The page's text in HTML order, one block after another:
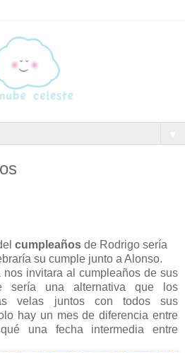
cumpleaños de Rodrigo sería
su cumple junto a Alonso.
invitara al cumpleaños de sus
sería una alternativa que los
velas juntos con todos sus
hay un mes de diferencia entre
una fecha intermedia entre